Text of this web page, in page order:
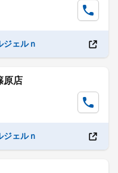
ジェルｎ
原店
ジェルｎ